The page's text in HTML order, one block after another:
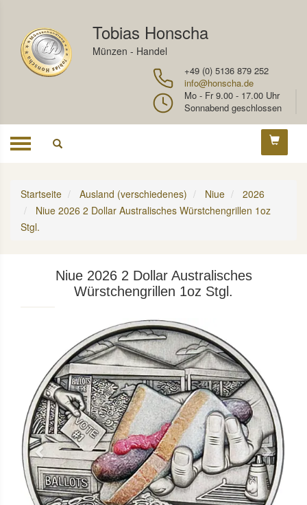
Tobias Honscha
Münzen - Handel
+49 (0) 5136 879 252
info@honscha.de
Mo - Fr 9.00 - 17.00 Uhr
Sonnabend geschlossen
Toggle
Startseite Ausland (verschiedenes) Niue
2026
Niue 2026 2 Dollar Australisches Würstchengrillen 1oz
Stgl.
Niue 2026 2 Dollar Australisches
Würstchengrillen 1oz Stgl.
Previous Next